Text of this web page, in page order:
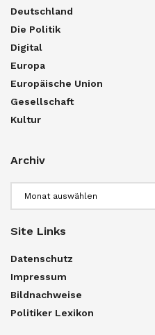
Deutschland
Die Politik
Digital
Europa
Europäische Union
Gesellschaft
Kultur
Archiv
Site Links
Datenschutz
Impressum
Bildnachweise
Politiker Lexikon